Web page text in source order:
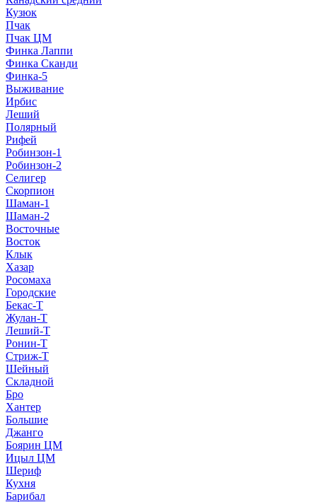
Кузюк
Пчак
Пчак ЦМ
Финка Лаппи
Финка Сканди
Финка-5
Выживание
Ирбис
Леший
Полярный
Рифей
Робинзон-1
Робинзон-2
Селигер
Скорпион
Шаман-1
Шаман-2
Восточные
Восток
Клык
Хазар
Росомаха
Городские
Бекас-Т
Жулан-Т
Леший-Т
Ронин-Т
Стриж-Т
Шейный
Складной
Бро
Хантер
Большие
Джанго
Боярин ЦМ
Ицыл ЦМ
Шериф
Кухня
Барибал